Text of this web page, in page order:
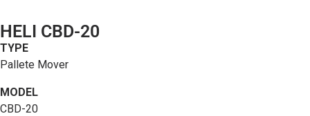
HELI CBD-20
TYPE
Pallete Mover
MODEL
CBD-20